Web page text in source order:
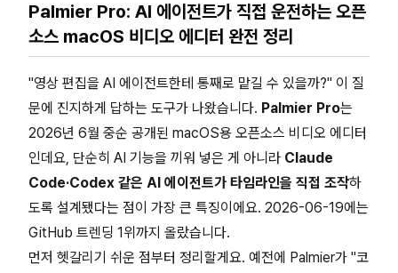
Palmier Pro: AI 에이전트가 직접 운전하는 오픈
소스 macOS 비디오 에디터 완전 정리
"영상 편집을 AI 에이전트한테 통째로 맡길 수 있을까?" 이 질
문에 진지하게 답하는 도구가 나왔습니다. Palmier Pro는
2026년 6월 중순 공개된 macOS용 오픈소스 비디오 에디터
인데요, 단순히 AI 기능을 끼워 넣은 게 아니라 Claude
Code·Codex 같은 AI 에이전트가 타임라인을 직접 조작하
도록 설계됐다는 점이 가장 큰 특징이에요. 2026-06-19에는
GitHub 트렌딩 1위까지 올랐습니다.
먼저 헷갈리기 쉬운 점부터 정리할게요. 예전에 Palmier가 "코